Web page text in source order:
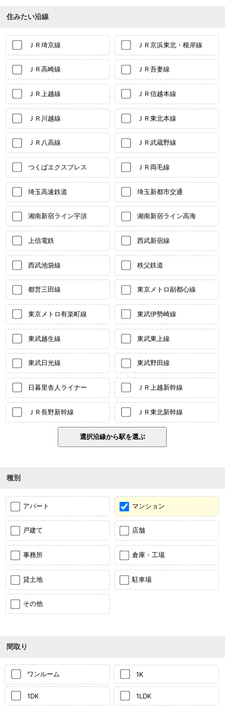
住みたい沿線
ＪＲ埼京線 ＪＲ京浜東北・根岸線
ＪＲ高崎線 ＪＲ吾妻線
ＪＲ上越線 ＪＲ信越本線
ＪＲ川越線 ＪＲ東北本線
ＪＲ八高線 ＪＲ武蔵野線
つくばエクスプレス ＪＲ両毛線
埼玉高速鉄道 埼玉新都市交通
湘南新宿ライン宇須 湘南新宿ライン高海
上信電鉄 西武新宿線
西武池袋線 秩父鉄道
都営三田線 東京メトロ副都心線
東京メトロ有楽町線 東武伊勢崎線
東武越生線 東武東上線
東武日光線 東武野田線
日暮里舎人ライナー ＪＲ上越新幹線
ＪＲ長野新幹線 ＪＲ東北新幹線
種別
アパート マンション
戸建て 店舗
事務所 倉庫・工場
貸土地 駐車場
その他
間取り
ワンルーム 1K
1DK 1LDK